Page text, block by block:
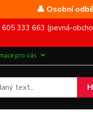
👤 Osobní
605 333 663 (pevná-
pro vás